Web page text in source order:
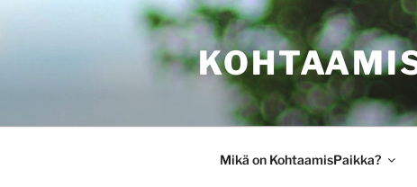
Mikä on KohtaamisPaikka?